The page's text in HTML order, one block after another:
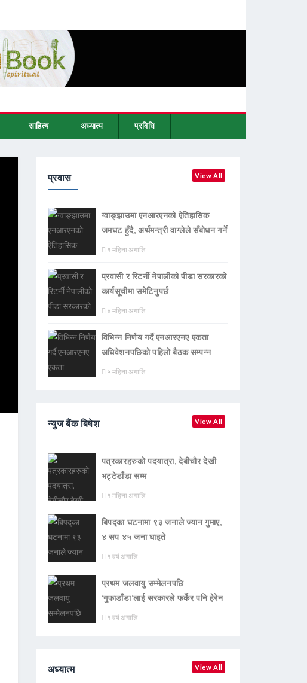
साहित्य अध्यात्म प्रविधि
प्रवास View All
ग्वाङ्झाउमा एनआरएनको ऐतिहासिक
जमघट हुँदै, अर्थमन्त्री वाग्लेले सँबोधन गर्ने
१ महिना अगाडि
प्रवासी र रिटर्नी नेपालीको पीडा सरकारको
कार्यसूचीमा समेटिनुपर्छ
४ महिना अगाडि
विभिन्न निर्णय गर्दै एनआरएनए एकता
अधिवेशनपछिको पहिलो बैठक सम्पन्न
५ महिना अगाडि
न्युज बैंक बिषेश View All
पत्रकारहरुको पदयात्रा, देबीचौर देखी
भट्टेडाँडा सम्म
१ महिना अगाडि
बिपद्का घटनामा ९३ जनाले ज्यान गुमाए,
४ सय ४५ जना घाइते
१ वर्ष अगाडि
प्रथम जलवायु सम्मेलनपछि
‘गुफाडाँडा’लाई सरकारले फर्केर पनि हेरेन
१ वर्ष अगाडि
अध्यात्म View All